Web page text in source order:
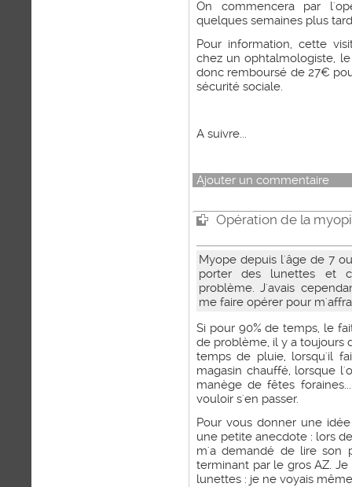
On commencera par
quelques semaines plus
Pour information, cette
chez un ophtalmologiste,
donc remboursé de 27€
sécurité sociale.
A suivre...
Ajouter un commentaire
Opération de la
Myope depuis l'âge de 7
porter des lunettes et
problème. J'avais
me faire opérer pour
Si pour 90% de temps, le
de problème, il y a toujours
temps de pluie, lorsqu'il
magasin chauffé, lorsque
manège de fêtes
vouloir s'en passer.
Pour vous donner une
une petite anecdote : lors
m'a demandé de lire son
terminant par le gros AZ.
lunettes : je ne voyais